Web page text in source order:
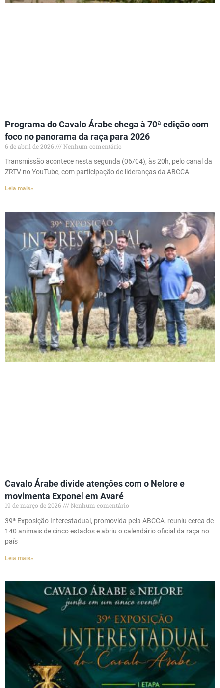
Programa do Cavalo Árabe chega à 70ª edição com
foco no panorama da raça para 2026
6 de abril de 2026
Nenhum comentário
Transmissão acontece nesta segunda (06/04), às 20h, pelo canal da
ZRTV no YouTube, com participação de lideranças da ABCCA
Leia mais»
Cavalo Árabe divide atenções com o Nelore e
movimenta Exponel em Avaré
19 de março de 2026
Nenhum comentário
39ª Exposição Interestadual, promovida pela ABCCA, reuniu cerca de
140 animais de cinco estados e abriu o calendário oficial da raça no
país
Leia mais»